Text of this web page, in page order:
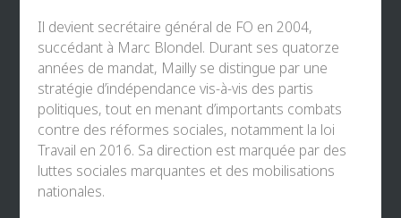
Il devient secrétaire général de FO en 2004,
succédant à Marc Blondel. Durant ses quatorze
années de mandat, Mailly se distingue par une
stratégie d’indépendance vis-à-vis des partis
politiques, tout en menant d’importants combats
contre des réformes sociales, notamment la loi
Travail en 2016. Sa direction est marquée par des
luttes sociales marquantes et des mobilisations
nationales.